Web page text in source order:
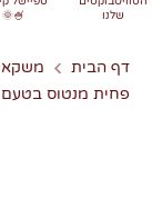
שלנו
🍧🌞
דף הבית
פחית מנטוס בטעם